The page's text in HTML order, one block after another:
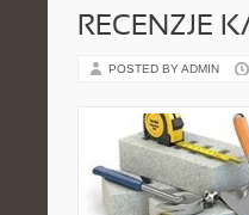
RECENZJE
POSTED BY ADMIN